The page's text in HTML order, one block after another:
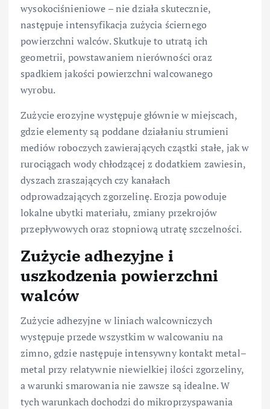
wysokociśnieniowe – nie działa skutecznie,
następuje intensyfikacja zużycia ściernego
powierzchni walców. Skutkuje to utratą ich
geometrii, powstawaniem nierówności oraz
spadkiem jakości powierzchni walcowanego
wyrobu.
Zużycie erozyjne występuje głównie w miejscach,
gdzie elementy są poddane działaniu strumieni
mediów roboczych zawierających cząstki stałe, jak w
rurociągach wody chłodzącej z dodatkiem zawiesin,
dyszach zraszających czy kanałach
odprowadzających zgorzelinę. Erozja powoduje
lokalne ubytki materiału, zmiany przekrojów
przepływowych oraz stopniową utratę szczelności.
Zużycie adhezyjne i
uszkodzenia powierzchni
walców
Zużycie adhezyjne w liniach walcowniczych
występuje przede wszystkim w walcowaniu na
zimno, gdzie następuje intensywny kontakt metal–
metal przy relatywnie niewielkiej ilości zgorzeliny,
a warunki smarowania nie zawsze są idealne. W
tych warunkach dochodzi do mikroprzyspawania